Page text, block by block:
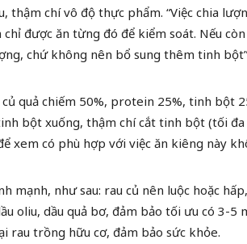
thậm chí vô độ thực phẩm. “Việc chia
được ăn từng đó để kiểm soát. Nếu
chứ không nên bổ sung thêm tinh
quả chiếm 50%, protein 25%, tinh bột
bột xuống, thậm chí cắt tinh bột (tối đa
xem có phù hợp với việc ăn kiêng này
mạnh, như sau: rau củ nên luộc hoặc
oliu, dầu quả bơ, đảm bảo tối ưu có 3-5
rau trồng hữu cơ, đảm bảo sức khỏe.